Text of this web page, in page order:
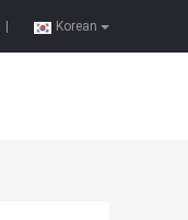
Korean